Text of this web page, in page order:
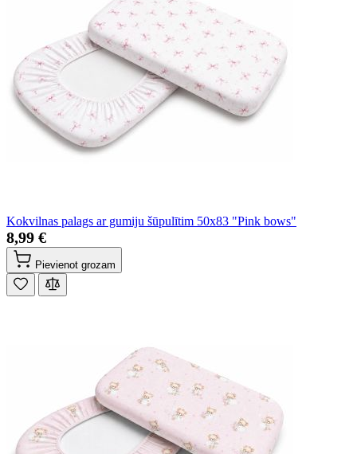
Kokvilnas palags ar gumiju šūpulītim 50x83 "Pink bows"
8,99 €
Pievienot grozam